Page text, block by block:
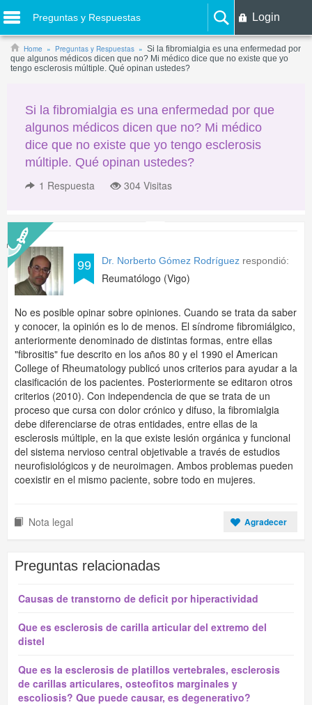
Preguntas y Respuestas Login
Home Preguntas y Respuestas
Si la fibromialgia es una enfermedad por
que algunos médicos dicen que no? Mi médico dice que no existe que yo
tengo esclerosis múltiple. Qué opinan ustedes?
Si la fibromialgia es una enfermedad por que
algunos médicos dicen que no? Mi médico
dice que no existe que yo tengo esclerosis
múltiple. Qué opinan ustedes?
1 Respuesta 304 Visitas
99 Dr. Norberto Gómez Rodríguez respondió:
Reumatólogo (Vigo)
No es posible opinar sobre opiniones. Cuando se trata da saber
y conocer, la opinión es lo de menos. El síndrome fibromiálgico,
anteriormente denominado de distintas formas, entre ellas
"fibrositis" fue descrito en los años 80 y el 1990 el American
College of Rheumatology publicó unos criterios para ayudar a la
clasificación de los pacientes. Posteriormente se editaron otros
criterios (2010). Con independencia de que se trata de un
proceso que cursa con dolor crónico y difuso, la fibromialgia
debe diferenciarse de otras entidades, entre ellas de la
esclerosis múltiple, en la que existe lesión orgánica y funcional
del sistema nervioso central objetivable a través de estudios
neurofisiológicos y de neuroimagen. Ambos problemas pueden
coexistir en el mismo paciente, sobre todo en mujeres.
Nota legal Agradecer
Preguntas relacionadas
Causas de transtorno de deficit por hiperactividad
Que es esclerosis de carilla articular del extremo del
distel
Que es la esclerosis de platillos vertebrales, esclerosis
de carillas articulares, osteofitos marginales y
escoliosis? Que puede causar, es degenerativo?